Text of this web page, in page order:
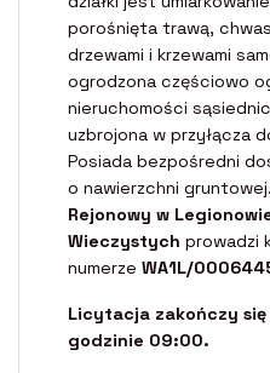
porośnięta trawą,
drzewami i krzewami
ogrodzona częściowo
nieruchomości
uzbrojona w przyłącza
Posiada bezpośredni
o nawierzchni
Rejonowy w
Wieczystych prowadzi
numerze WA1L/
Licytacja zakończy
godzinie 09:00.